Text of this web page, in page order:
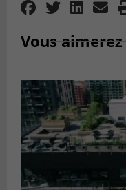
Vous